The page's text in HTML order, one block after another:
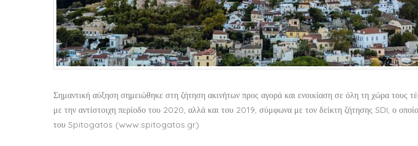
Σημαντική αύξηση σημειώθηκε στη ζήτηση ακινήτων προς αγορά και ενοικίαση σε όλη τη χώρα τους
με την αντίστοιχη περίοδο του 2020, αλλά και του 2019, σύμφωνα με τον δείκτη ζήτησης SDI, ο
του Spitogatos (www.spitogatos.gr)